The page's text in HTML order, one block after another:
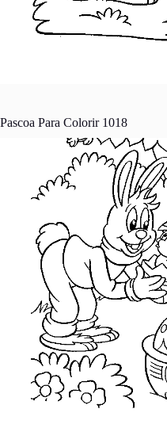
Pascoa Para Colorir 1018